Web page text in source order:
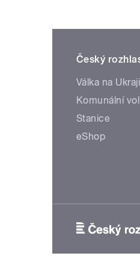
Český
Válka na
Komunální
Stanice
eShop